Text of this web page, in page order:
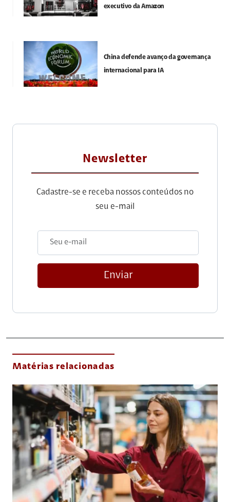
executivo da Amazon
China defende avanço da governança
internacional para IA
Newsletter
Cadastre-se e receba nossos conteúdos no
seu e-mail
Enviar
Matérias relacionadas